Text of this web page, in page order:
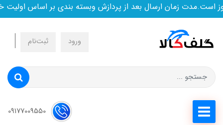
زمان ارسال بعد از پردازش وبسته بندی بر اساس اولیت
ورود ثبت‌نام